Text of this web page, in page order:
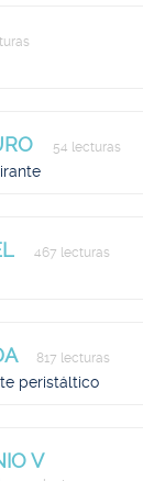
54 lecturas
467 lecturas
817 lecturas
peristáltico
V